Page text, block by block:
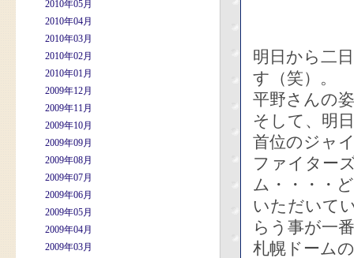
2010年05月
2010年04月
2010年03月
2010年02月
2010年01月
2009年12月
2009年11月
2009年10月
2009年09月
2009年08月
2009年07月
2009年06月
2009年05月
2009年04月
2009年03月
明日から二
す（笑）。
平野さんの
そして、明
首位のジャ
ファイター
ム・・・・
いただいて
らう事が一
札幌ドーム